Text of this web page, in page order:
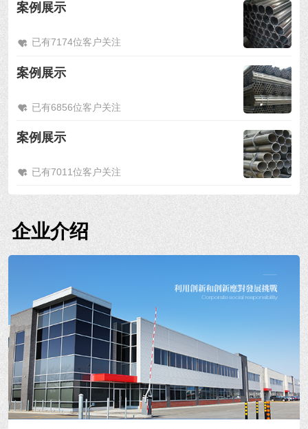
案例展示
已有7174位客户关注
案例展示
已有6856位客户关注
案例展示
已有7011位客户关注
企业介绍